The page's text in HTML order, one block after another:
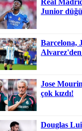
Junior
Barcelona,
Jose
çok kızdı!
Douglas